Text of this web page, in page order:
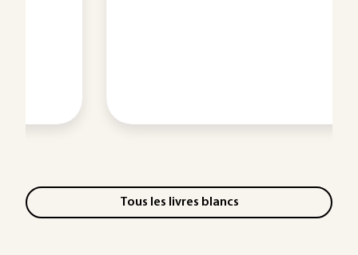
Tous les livres blancs